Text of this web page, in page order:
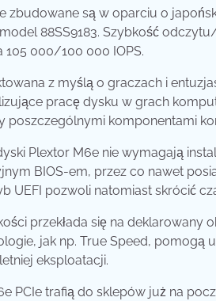
zbudowane są w oparciu o
88SS9183. Szybkość
000/100 000 IOPS.
z myślą o graczach i
pracę dysku w grach
poszczególnymi komponentami
Plextor M6e nie wymagają
BIOS-em, przez co nawet
UEFI pozwoli natomiast skrócić
przekłada się na deklarowany
jak np. True Speed,
eksploatacji.
PCIe trafią do sklepów już na